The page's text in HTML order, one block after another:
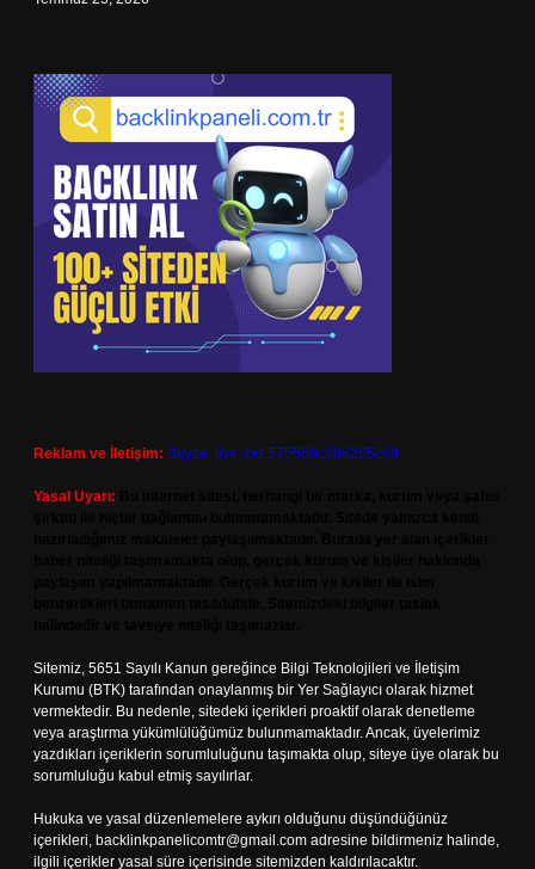
Reklam ve İletişim: Skype: live:.cid.575569c608265c69
Yasal Uyarı:
Sitemiz, 5651 Sayılı Kanun gereğince Bilgi Teknolojileri ve İletişim
Kurumu (BTK) tarafından onaylanmış bir Yer Sağlayıcı olarak hizmet
vermektedir. Bu nedenle, sitedeki içerikleri proaktif olarak denetleme
veya araştırma yükümlülüğümüz bulunmamaktadır. Ancak, üyelerimiz
yazdıkları içeriklerin sorumluluğunu taşımakta olup, siteye üye olarak bu
sorumluluğu kabul etmiş sayılırlar.
Hukuka ve yasal düzenlemelere aykırı olduğunu düşündüğünüz
içerikleri, backlinkpanelicomtr@gmail.com adresine bildirmeniz halinde,
ilgili içerikler yasal süre içerisinde sitemizden kaldırılacaktır.